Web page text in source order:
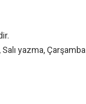
yazma, Çarşamba